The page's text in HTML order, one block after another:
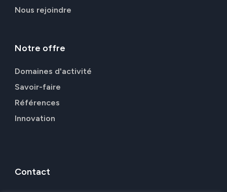
Nous rejoindre
Notre offre
Domaines d'activité
Savoir-faire
Références
Innovation
Contact